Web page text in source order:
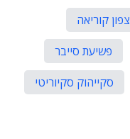
צפון קוריאה
פשיעת סייבר
סקייהוק סקיוריטי